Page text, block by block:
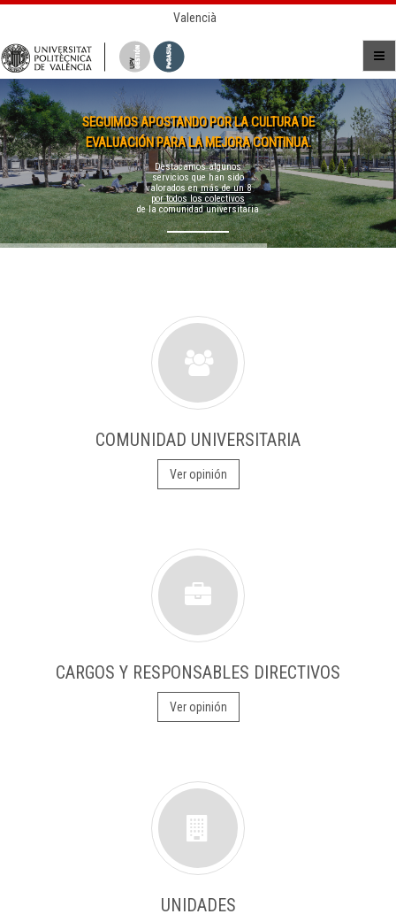
Valencià
SEGUIMOS APOSTANDO POR LA CULTURA DE
EVALUACIÓN PARA LA MEJORA CONTINUA.
Destacamos algunos
servicios que han sido
valorados enmás de un 8
por todos los colectivos
de la comunidad universitaria
COMUNIDAD UNIVERSITARIA
Ver opinión
CARGOS Y RESPONSABLES DIRECTIVOS
Ver opinión
UNIDADES